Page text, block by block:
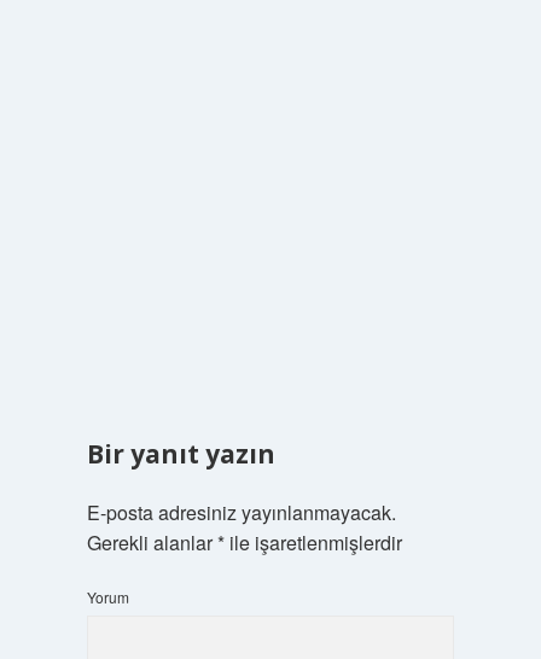
Bir yanıt yazın
E-posta adresiniz yayınlanmayacak.
Gerekli alanlar*ile işaretlenmişlerdir
Yorum